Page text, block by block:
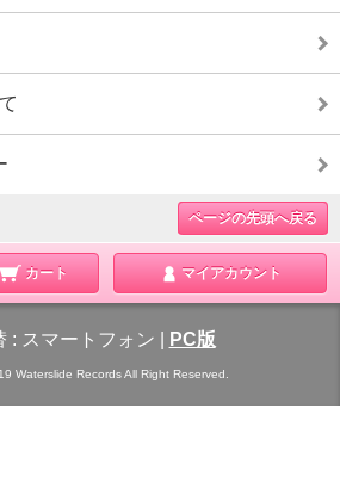
ページの先頭へ戻る
カート マイアカウント
: スマートフォン PC版
Waterslide Records All Right Reserved.